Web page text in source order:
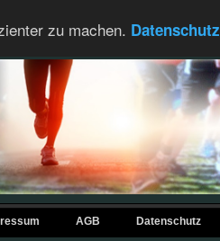
zu machen.
AGB Datenschutz